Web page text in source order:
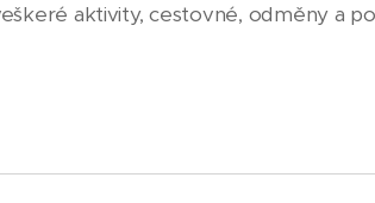
aktivity, cestovné, odměny a